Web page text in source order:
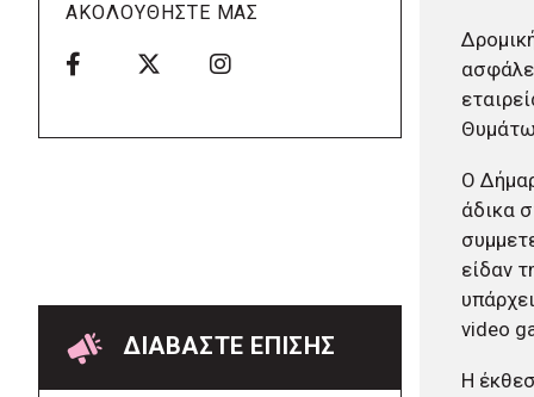
Ο
άδικα
είδαν
video
Η
Δήμος Θεσσαλονίκης: Έρευνα
για πιθανή δολιοφθορά σε δύο
ξεραμένα δέντρα στην οδό
Συμβάσεις 645.000 ευρώ για τη
φροντίδα των αδέσποτων
ζώων
πριν από 2 μέρες
ΑΚΟΛΟΥΘΗΣΤΕ ΜΑΣ
ΔΙΑΒΑΣΤΕ ΕΠΙΣΗΣ